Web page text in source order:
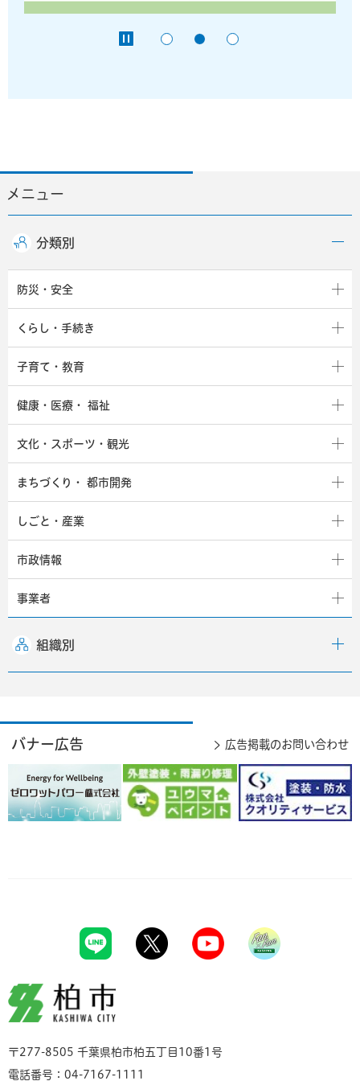
メニュー
分類別
防災・安全
くらし・手続き
子育て・教育
健康・医療・ 福祉
文化・スポーツ・観光
まちづくり・ 都市開発
しごと・産業
市政情報
事業者
組織別
バナー広告 広告掲載のお問い合わせ
柏市
〒277-8505 千葉県柏市柏五丁目10番1号
電話番号：04-7167-1111